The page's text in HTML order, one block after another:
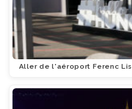
Aller de l'aéroport Ferenc